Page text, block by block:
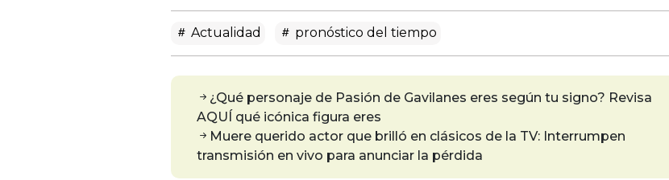
Actualidad pronóstico del tiempo
¿Qué personaje de Pasión de Gavilanes eres según tu signo? Revisa
AQUÍ qué icónica figura eres
Muere querido actor que brilló en clásicos de la TV: Interrumpen
transmisión en vivo para anunciar la pérdida